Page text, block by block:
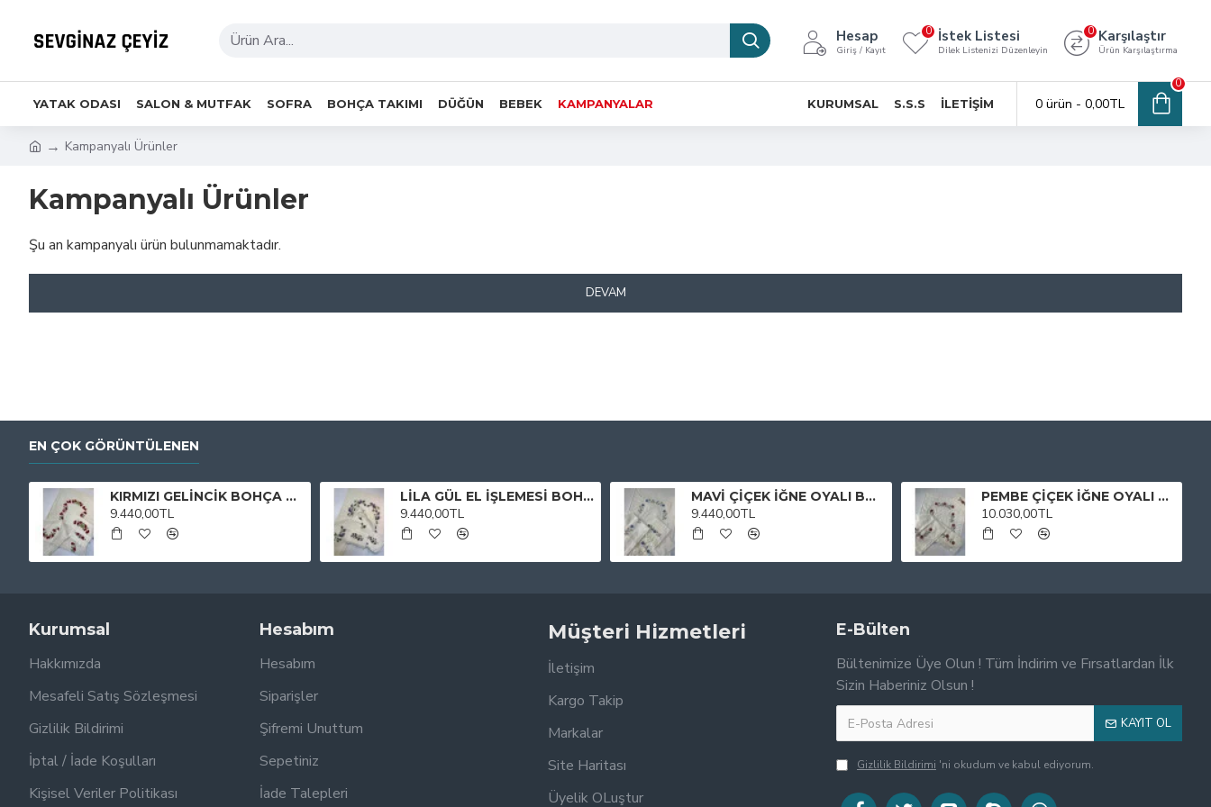
Hesap
Giriş / Kayıt
İstek Listesi
Dilek Listenizi Düzenleyin
0 Karşılaştır
Ürün Karşılaştırma
0
YATAK ODASI SALON & MUTFAK SOFRA BOHÇA TAKIMI DÜĞÜN BEBEK KAMPANYALAR KURUMSAL S.S.S İLETİŞİM 0 ürün - 0,00TL
0
Kampanyalı Ürünler
Kampanyalı Ürünler
Şu an kampanyalı ürün bulunmamaktadır.
DEVAM
EN ÇOK GÖRÜNTÜLENEN
KIRMIZI GELİNCİK BOHÇA TAKIMI
9.440,00TL
LİLA GÜL EL İŞLEMESİ BOHÇA TAKIMI
9.440,00TL
MAVİ ÇİÇEK İĞNE OYALI BOHÇA TAKIMI
9.440,00TL
PEMBE ÇİÇEK İĞNE OYALI BOHÇA TAKIMI
10.030,00TL
Kurumsal
Hakkımızda
Mesafeli Satış Sözleşmesi
Gizlilik Bildirimi
İptal / İade Koşulları
Kişisel Veriler Politikası
Hesabım
Hesabım
Siparişler
Şifremi Unuttum
Sepetiniz
İade Talepleri
Müşteri Hizmetleri
İletişim
Kargo Takip
Markalar
Site Haritası
Üyelik OLuştur
E-Bülten
Bültenimize Üye Olun ! Tüm İndirim ve Fırsatlardan İlk
Sizin Haberiniz Olsun !
KAYIT OL
Gizlilik Bildirimi 'ni okudum ve kabul ediyorum.